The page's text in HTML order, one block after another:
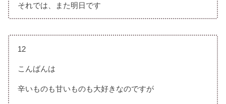
それでは、また明日です
12
こんばんは
辛いものも甘いものも大好きなのですが